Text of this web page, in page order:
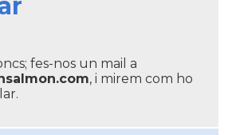
fes-nos un mail a
, i mirem com ho